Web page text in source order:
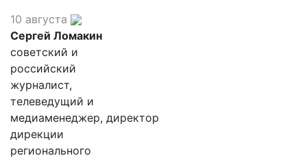
10 августа
Сергей Ломакин
советский и
российский
журналист,
телеведущий и
медиаменеджер, директор
дирекции
регионального